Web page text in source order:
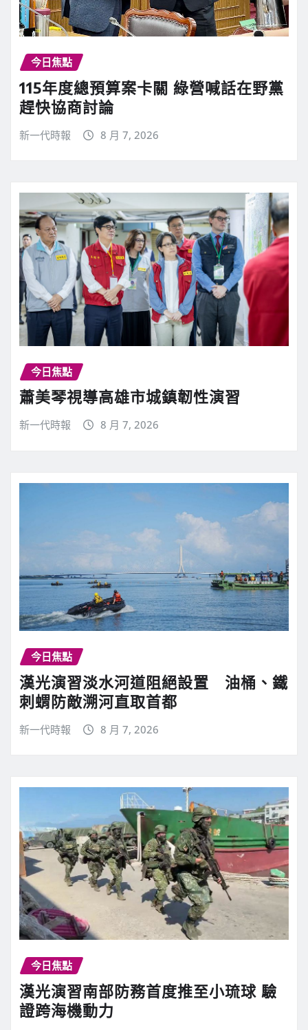
今日焦點
115年度總預算案卡關 綠營喊話在野黨
趕快協商討論
新一代時報 8 月 7, 2026
今日焦點
蕭美琴視導高雄市城鎮韌性演習
新一代時報 8 月 7, 2026
今日焦點
漢光演習淡水河道阻絕設置 油桶、鐵
刺蝟防敵溯河直取首都
新一代時報 8 月 7, 2026
今日焦點
漢光演習南部防務首度推至小琉球 驗
證跨海機動力